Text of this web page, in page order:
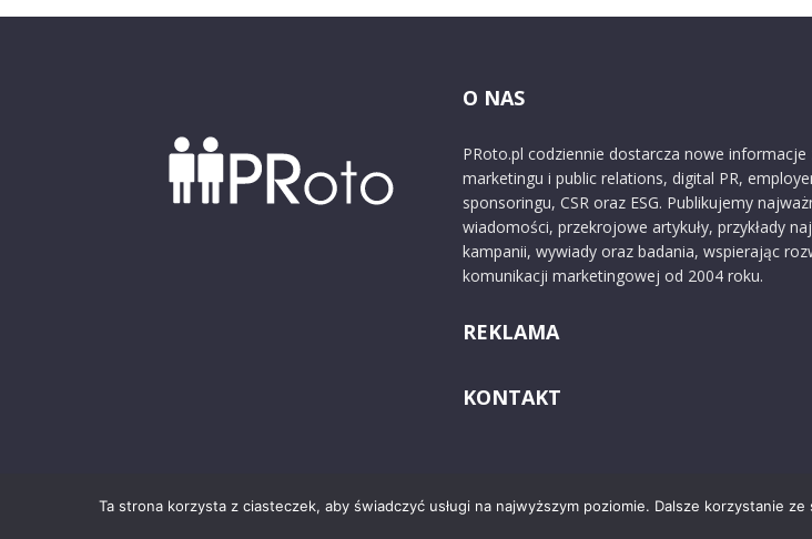
O NAS
PRoto.pl codziennie dostarcza nowe informacje
marketingu i public relations, digital PR,
sponsoringu, CSR oraz ESG. Publikujemy
wiadomości, przekrojowe artykuły, przykłady
kampanii, wywiady oraz badania, wspierając
komunikacji marketingowej od 2004 roku.
REKLAMA
KONTAKT
© 2024 PRoto.pl
Ta strona korzysta z ciasteczek, aby świadczyć usługi na najwyższym poziomie. Dalsze korzystanie